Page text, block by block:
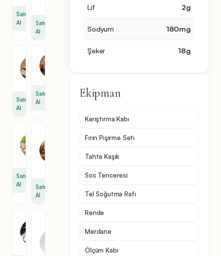
Satın
Al
Satın
Al
Satın
Al
Satın
Al
Satın
Al
Satın
Al
yemek
Lif 2g
Sodyum 180mg
Şeker 18g
Ekipman
Karıştırma Kabı
Fırın Pişirme Seti
Tahta Kaşık
Sos Tenceresi
Tel Soğutma Rafı
Rende
Merdane
Ölçüm Kabı